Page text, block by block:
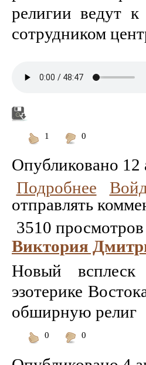
религии ведут
сотрудником
1
0
Опубликовано 12
Подробнее
отправлять
3510 просмотров
Виктория
Новый всплеск
эзотерике
обширную религ
0
0